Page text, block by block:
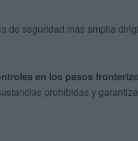
de seguridad más amplia
en los pasos
prohibidas y